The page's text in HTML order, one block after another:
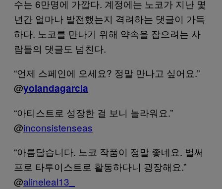
수는 6만명에 가깝다. 계정에는 노코가 지난 몇
년간 얼마나 발전했는지 격려하는 댓글이 가득
하다. 노코를 만나기 위해 약속을 잡으려는 사
람들의 댓글도 넘친다.
“언제 스페인에 오세요? 정말 만나고 싶어요.”
@yolandagarcia
“아티스트로 성장한 걸 보니 놀라워요.”
@inconsistenseas
“아름답습니다. 노코 작품이 정말 좋네요. 벌써
프로 타투이스트로 활동하다니 굉장해요.”
@alineleal13_